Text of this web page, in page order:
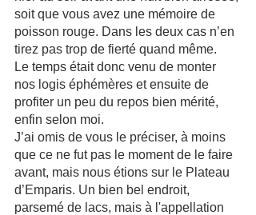
soit que vous avez une mémoire de
poisson rouge. Dans les deux cas n’en
tirez pas trop de fierté quand même.
Le temps était donc venu de monter
nos logis éphémères et ensuite de
profiter un peu du repos bien mérité,
enfin selon moi.
J’ai omis de vous le préciser, à moins
que ce ne fut pas le moment de le faire
avant, mais nous étions sur le Plateau
d’Emparis. Un bien bel endroit,
parsemé de lacs, mais à l'appellation